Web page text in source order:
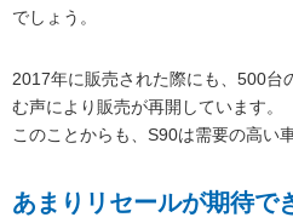
でしょう。
2017年に販売された際にも、500台
む声により販売が再開しています。
このことからも、S90は需要の高い
あまりリセールが期待で